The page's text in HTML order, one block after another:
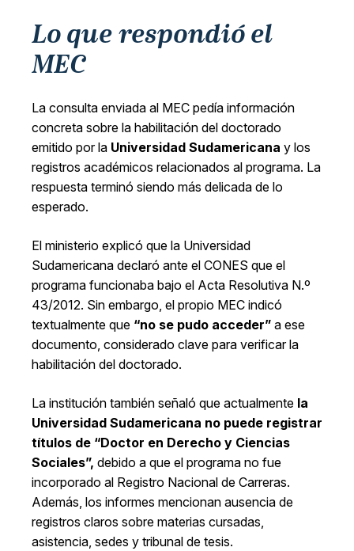
Lo que respondió el
MEC
La consulta enviada al MEC pedía información
concreta sobre la habilitación del doctorado
emitido por la Universidad Sudamericana y los
registros académicos relacionados al programa. La
respuesta terminó siendo más delicada de lo
esperado.
El ministerio explicó que la Universidad
Sudamericana declaró ante el CONES que el
programa funcionaba bajo el Acta Resolutiva N.º
43/2012. Sin embargo, el propio MEC indicó
textualmente que “no se pudo acceder” a ese
documento, considerado clave para verificar la
habilitación del doctorado.
La institución también señaló que actualmente la
Universidad Sudamericana no puede registrar
títulos de “Doctor en Derecho y Ciencias
Sociales”, debido a que el programa no fue
incorporado al Registro Nacional de Carreras.
Además, los informes mencionan ausencia de
registros claros sobre materias cursadas,
asistencia, sedes y tribunal de tesis.